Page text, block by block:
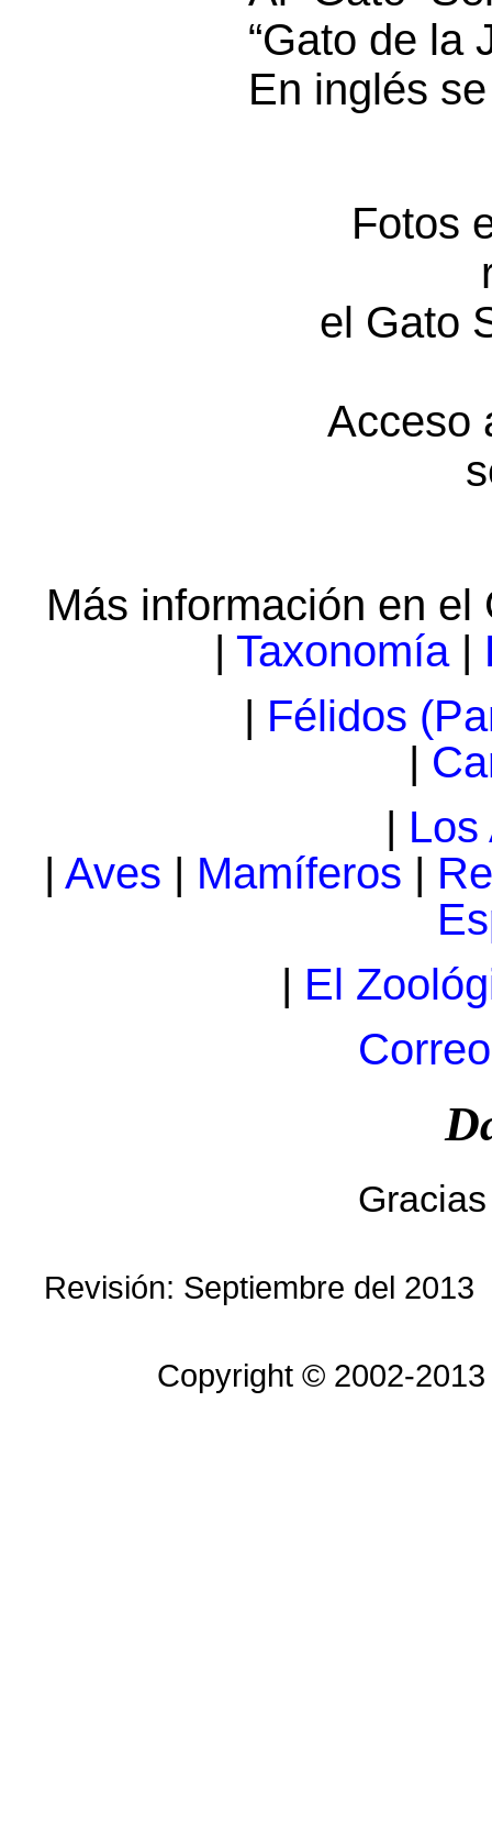
“Gato de la
En inglés
Fotos
el Gato
Acceso
Más información en
| Taxonomía|
| Félidos
|
| Los
| Aves | Mamíferos |
| El
Revisión: Septiembre del 2013
Copyright © 2002-